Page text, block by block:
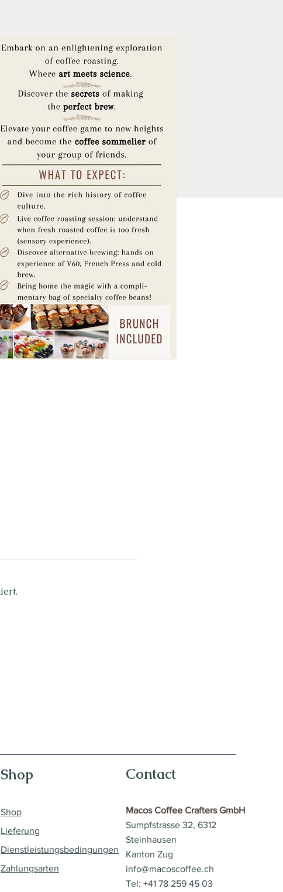
Shop
Shop
Lieferung
Dienstleistungsbedingungen
Zahlungsarten
Contact
Macos Coffee Crafters GmbH
Sumpfstrasse 32, 6312
Steinhausen
Kanton Zug
info@macoscoffee.ch
Tel: +41 78 259 45 03